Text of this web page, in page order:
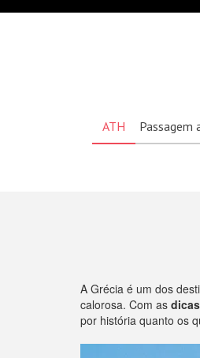
ATH Passagem
A Grécia é um dos
calorosa. Com as
por história quanto os